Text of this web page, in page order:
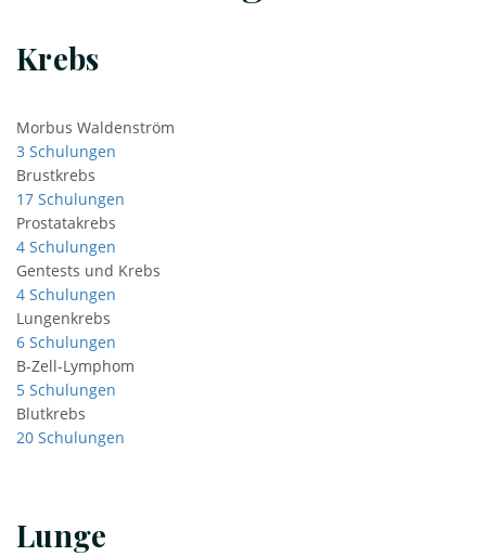
Krebs
Morbus Waldenström
3 Schulungen
Brustkrebs
17 Schulungen
Prostatakrebs
4 Schulungen
Gentests und Krebs
4 Schulungen
Lungenkrebs
6 Schulungen
B-Zell-Lymphom
5 Schulungen
Blutkrebs
20 Schulungen
Lunge